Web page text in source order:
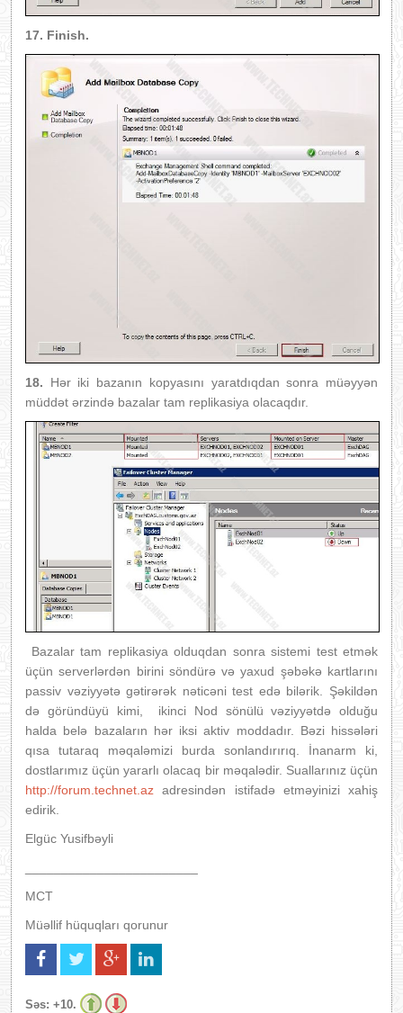
17. Finish.
18. Hər iki bazanın kopyasını yaratdıqdan sonra müəyyən
müddət ərzində bazalar tam replikasiya olacaqdır.
Bazalar tam replikasiya olduqdan sonra sistemi test etmək
üçün serverlərdən birini söndürə və yaxud şəbəkə kartlarını
passiv vəziyyətə gətirərək nəticəni test edə bilərik. Şəkildən
də göründüyü kimi, ikinci Nod sönülü vəziyyətdə olduğu
halda belə bazaların hər iksi aktiv moddadır. Bəzi hissələri
qısa tutaraq məqaləmizi burda sonlandırırıq. İnanarm ki,
dostlarımız üçün yararlı olacaq bir məqalədir. Suallarınız üçün
http://forum.technet.az adresindən istifadə etməyinizi xahiş
edirik.
Elgüc Yusifbəyli
MCT
Müəllif hüquqları qorunur
Səs: +10.